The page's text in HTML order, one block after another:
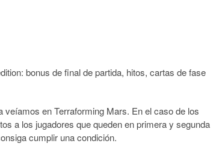
bonus de final de partida, hitos, cartas de fase
en Terraforming Mars. En el caso de los
a los jugadores que queden en primera y segunda
cumplir una condición.